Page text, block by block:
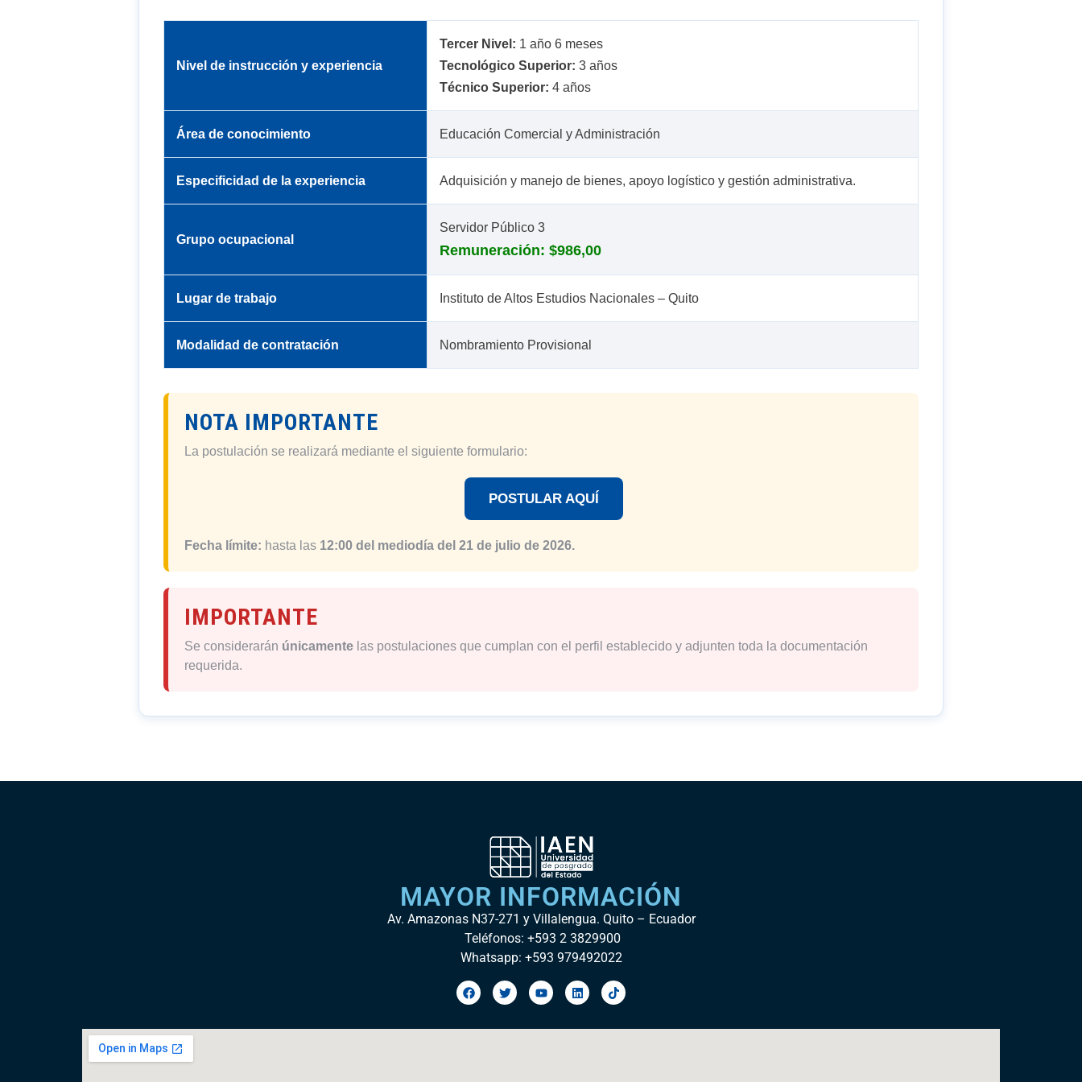
Nivel de instrucción y experiencia
Tercer Nivel: 1 año 6 meses
Tecnológico Superior: 3 años
Técnico Superior: 4 años
Área de conocimiento Educación Comercial y Administración
Especificidad de la experiencia Adquisición y manejo de bienes, apoyo logístico y gestión administrativa.
Grupo ocupacional
Servidor Público 3
Remuneración: $986,00
Lugar de trabajo Instituto de Altos Estudios Nacionales – Quito
Modalidad de contratación Nombramiento Provisional
NOTA IMPORTANTE
La postulación se realizará mediante el siguiente formulario:
POSTULAR AQUÍ
Fecha límite: hasta las 12:00 del mediodía del 21 de julio de 2026.
IMPORTANTE
Se considerarán únicamente las postulaciones que cumplan con el perfil establecido y adjunten toda la documentación
requerida.
MAYOR INFORMACIÓN
Av. Amazonas N37-271 y Villalengua. Quito – Ecuador
Teléfonos: +593 2 3829900
Whatsapp: +593 979492022